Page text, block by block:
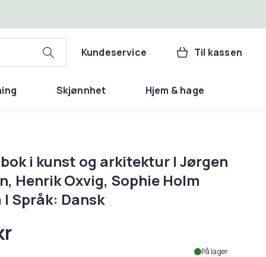
Kundeservice Til kassen
Skjønnhet Hjem & hage
i kunst og arkitektur | Jørgen
Henrik Oxvig, Sophie Holm
Språk: Dansk
På lager